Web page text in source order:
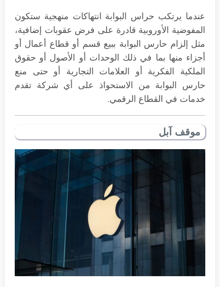
عندما يرتكب حراس البوابة انتهاكات منهجية ستكون
المفوضية الأوروبية قادرة على فرض عقوبات إضافية،
مثل إلزام حارس البوابة ببيع قسم أو قطاع أعمال أو
أجزاء منها بما في ذلك الوحدات أو الأصول أو حقوق
الملكية الفكرية أو العلامات التجارية أو حتى منع
حارس البوابة من الاستحواذ على أي شركة تقدم
خدمات في القطاع الرقمي.
موقف آبل